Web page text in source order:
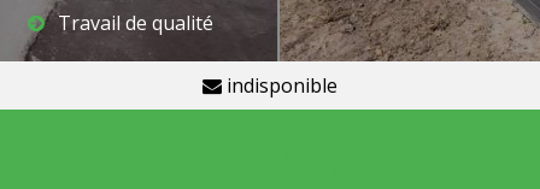
Travail de qualité
indisponible